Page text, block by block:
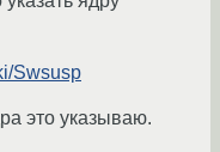
Swsusp
это указываю.